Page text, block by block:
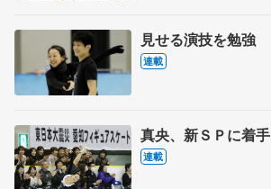
見せる演技を勉強
連載
真央、新ＳＰに着手
連載